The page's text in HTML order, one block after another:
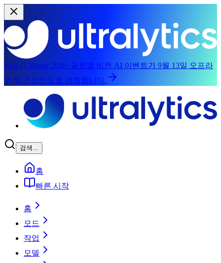
YOLO Vision 2026: 글로벌 비전 AI 이벤트가 9월 13일 오프라
인 및 온라인으로 개최됩니다.
검색...
홈
빠른 시작
홈
모드
작업
모델